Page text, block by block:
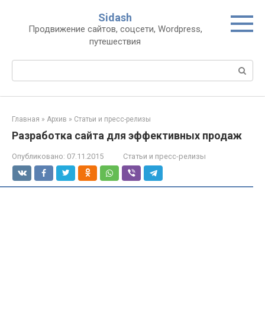
контенту
Sidash
Продвижение сайтов, соцсети, Wordpress,
путешествия
Главная » Архив » Статьи и пресс-релизы
Разработка сайта для эффективных продаж
Опубликовано: 07.11.2015 Статьи и пресс-релизы